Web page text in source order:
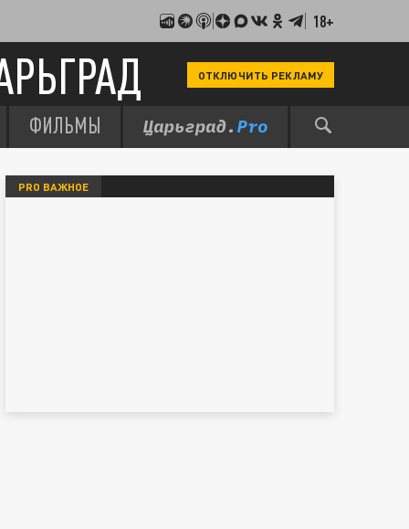
18+
ОТКЛЮЧИТЬ РЕКЛАМУ
ФИЛЬМЫ
PRO ВАЖНОЕ